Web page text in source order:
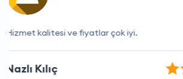
Burada her zaman profesyonel ve kaliteli
alıyorum.